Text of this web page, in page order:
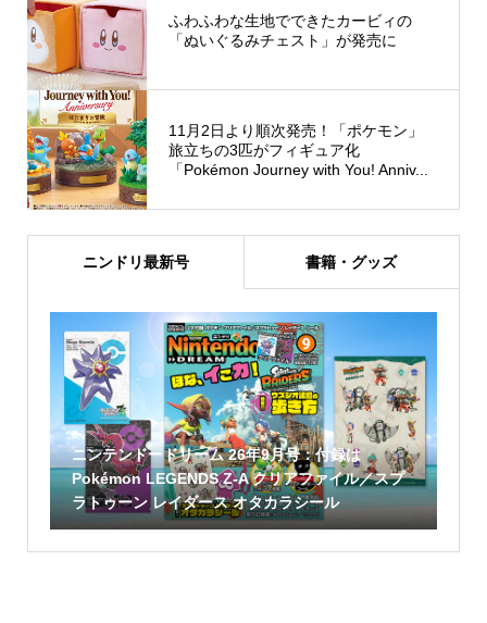
ふわふわな生地でできたカービィの
「ぬいぐるみチェスト」が発売に
11月2日より順次発売！「ポケモン」
旅立ちの3匹がフィギュア化
「Pokémon Journey with You! Anniv...
ニンドリ最新号 書籍・グッズ
ニンテンドードリーム 26年9月号：付録は
Pokémon LEGENDS Z-A クリアファイル／スプ
ラトゥーン レイダース オタカラシール